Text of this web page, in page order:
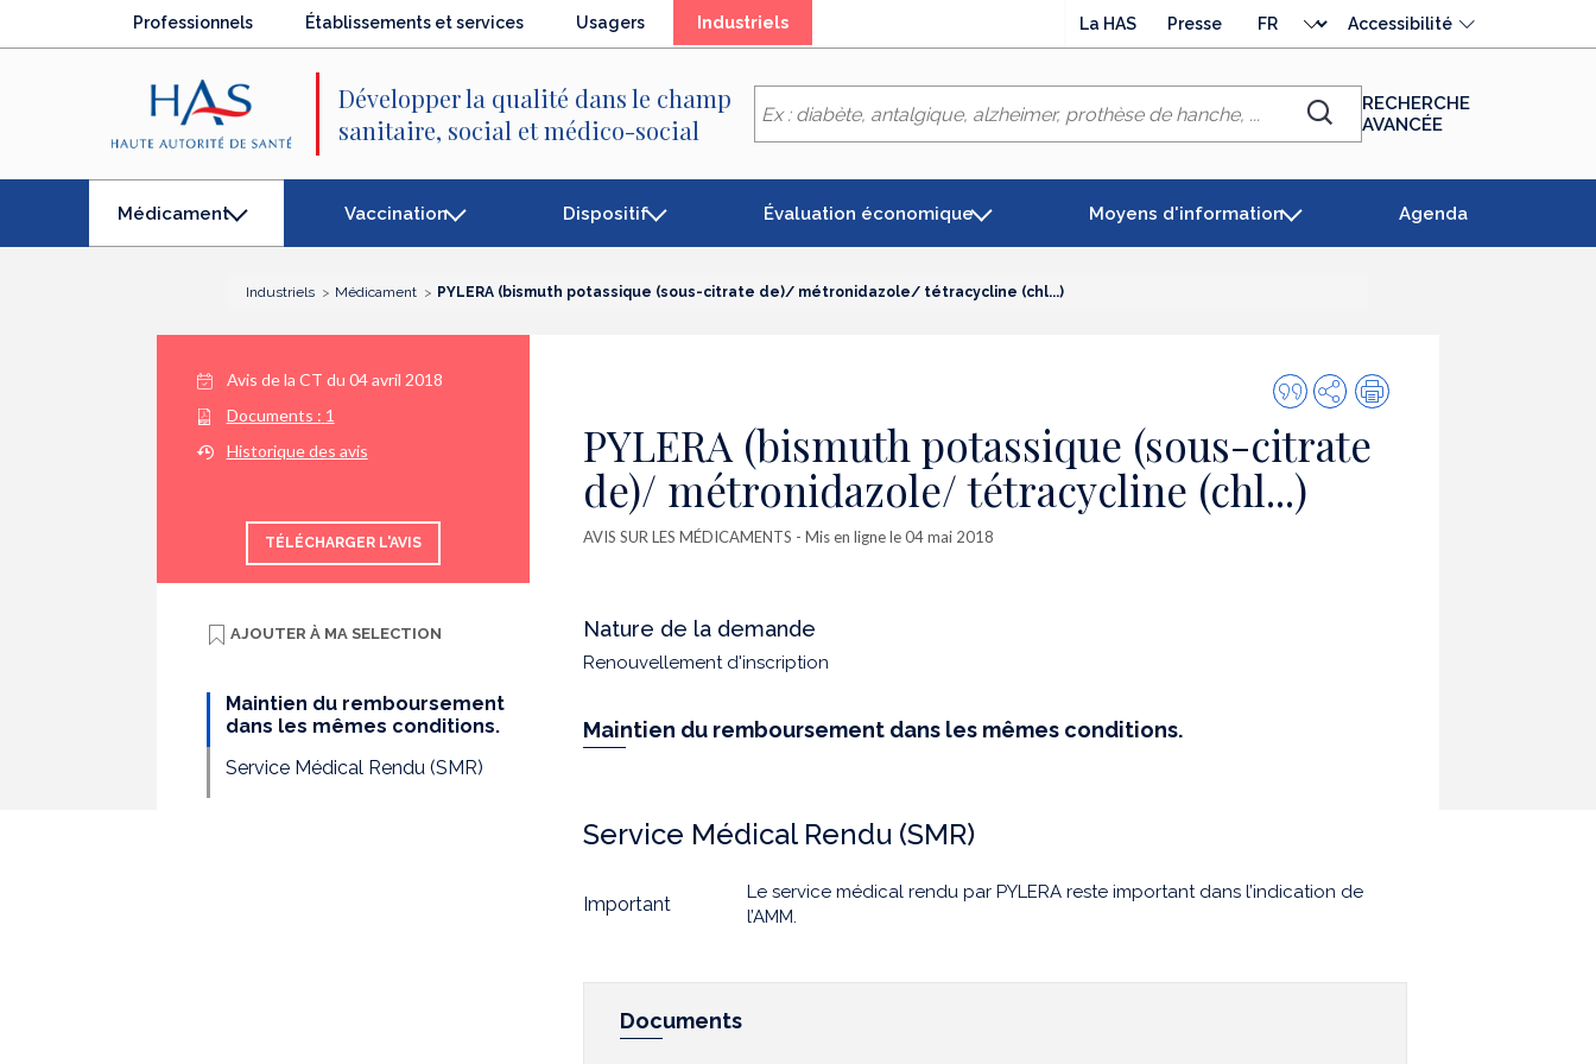
Professionnels Établissements et services Usagers Industriels(élément
La HAS Presse
langue
Accessibilité
Développer la qualité dans le champ
sanitaire, social et médico-social
Chercher
RECHERCHE
AVANCÉE
Médicament
(élément
séléctionné)
Vaccination Dispositif Évaluation économique Moyens d'information Agenda
Industriels Médicament PYLERA (bismuth potassique (sous-citrate de)/ métronidazole/ tétracycline (chl...)
Avis de la CT du 04 avril 2018
Documents : 1
Historique des avis
TÉLÉCHARGER L'AVIS
AJOUTER À MA SELECTION
Maintien du remboursement
dans les mêmes conditions.
Service Médical Rendu (SMR)
Citer
cette
publication
PartagerImpression
PYLERA (bismuth potassique (sous-citrate
de)/ métronidazole/ tétracycline (chl...)
AVIS SUR LES MÉDICAMENTS - Mis en ligne le 04 mai 2018
Nature de la demande
Renouvellement d'inscription
Maintien du remboursement dans les mêmes conditions.
Service Médical Rendu (SMR)
Important
Le service médical rendu par PYLERA reste important dans l’indication de
l’AMM.
Documents